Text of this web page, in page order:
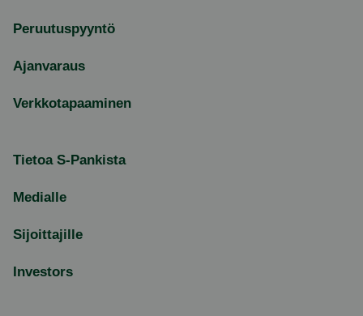
Peruutuspyyntö
Ajanvaraus
Verkkotapaaminen
Tietoa S-Pankista
Medialle
Sijoittajille
Investors